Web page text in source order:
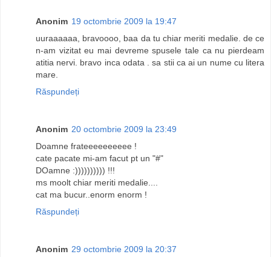
Anonim 19 octombrie 2009 la 19:47
uuraaaaaa, bravoooo, baa da tu chiar meriti medalie. de ce
n-am vizitat eu mai devreme spusele tale ca nu pierdeam
atitia nervi. bravo inca odata . sa stii ca ai un nume cu litera
mare.
Răspundeți
Anonim 20 octombrie 2009 la 23:49
Doamne frateeeeeeeeee !
cate pacate mi-am facut pt un "#"
DOamne :)))))))))) !!!
ms moolt chiar meriti medalie....
cat ma bucur..enorm enorm !
Răspundeți
Anonim 29 octombrie 2009 la 20:37